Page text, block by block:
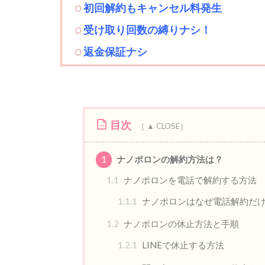
初回解約もキャンセル料発生
受け取り回数の縛りナシ！
返金保証ナシ
目次
1
ナノポロンの解約方法は？
1.1
ナノポロンを電話で解約する方法
1.1.1
ナノポロンはなぜ電話解約だ
1.2 ナノポロンの休止方法と手順
1.2.1
LINEで休止する方法